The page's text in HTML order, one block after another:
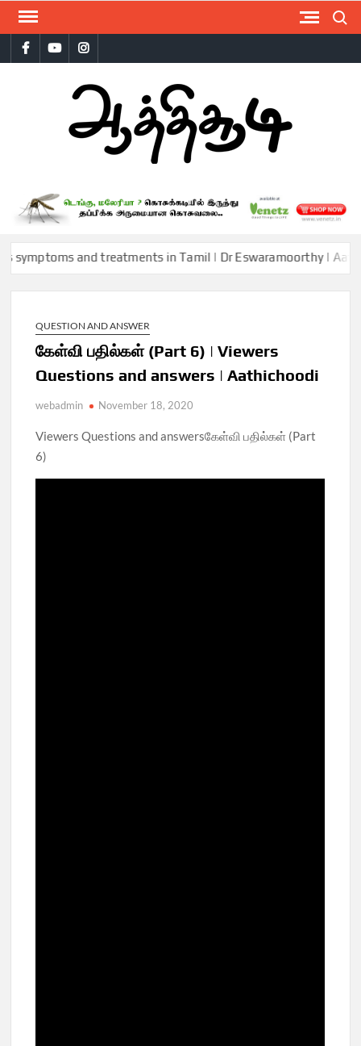
Skip
contentFacebookYoutubeInstagram
and treatments in Tamil | Dr Eswaramoorthy | Aathichoodi
QUESTION AND ANSWER
கேள்வி பதில்கள் (Part 6) | Viewers
Questions and answers | Aathichoodi
webadmin November 18, 2020
Viewers Questions and answersகேள்வி பதில்கள் (Part
6)